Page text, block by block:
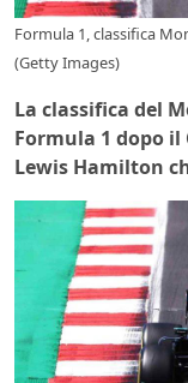
Formula 1, classifica
(Getty Images)
La classifica del
Formula 1 dopo
Lewis Hamilton